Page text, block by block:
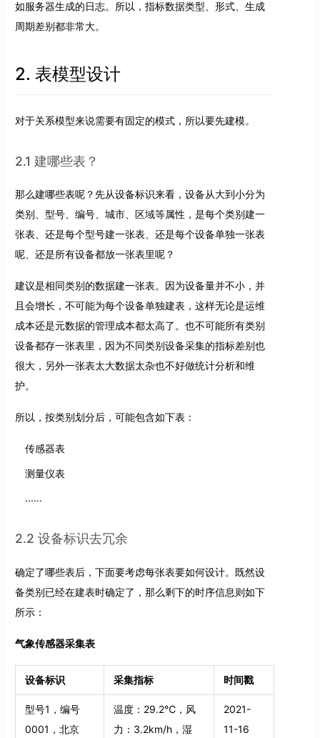
如服务器生成的日志。所以，指标数据类型、形式、生成
周期差别都非常大。
2. 表模型设计
对于关系模型来说需要有固定的模式，所以要先建模。
2.1 建哪些表？
那么建哪些表呢？先从设备标识来看，设备从大到小分为
类别、型号、编号、城市、区域等属性，是每个类别建一
张表、还是每个型号建一张表、还是每个设备单独一张表
呢、还是所有设备都放一张表里呢？
建议是相同类别的数据建一张表。因为设备量并不小，并
且会增长，不可能为每个设备单独建表，这样无论是运维
成本还是元数据的管理成本都太高了。也不可能所有类别
设备都存一张表里，因为不同类别设备采集的指标差别也
很大，另外一张表太大数据太杂也不好做统计分析和维
护。
所以，按类别划分后，可能包含如下表：
传感器表
测量仪表
......
2.2 设备标识去冗余
确定了哪些表后，下面要考虑每张表要如何设计。既然设
备类别已经在建表时确定了，那么剩下的时序信息则如下
所示：
气象传感器采集表
设备标识 采集指标 时间戳
型号1，编号
0001，北京
温度：29.2℃，风
力：3.2km/h，湿
2021-
11-16